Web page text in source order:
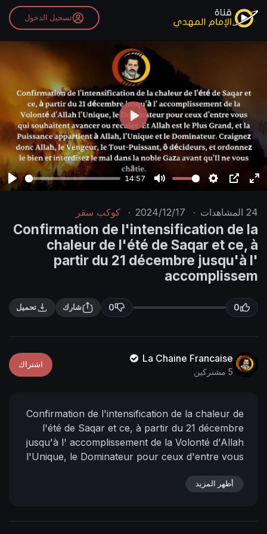
تسجيل الدخول
P
a
14:57
u
t
e
t
i
n
s
P
n
t
e
r
f
l
s
r
P
l
a
y
24 المشاهدات ·
2024/12/17
· كوكب سقر
Confirmation de l'intensification de la
chaleur de l'été de Saqar et ce, à
partir du 21 décembre jusqu'à l'
accomplissem
0
0 شارك تحميل
La Chaine Francaise
5 مشتركين
اشتراك
Confirmation de l'intensification de la chaleur de
l'été de Saqar et ce, à partir du 21 décembre
jusqu'à l' accomplissement de la Volonté d'Allah
l'Unique, le Dominateur pour ceux d'entre vous
Plus Grand, et la Puissance appartient à Allah,
أظهر المزيد